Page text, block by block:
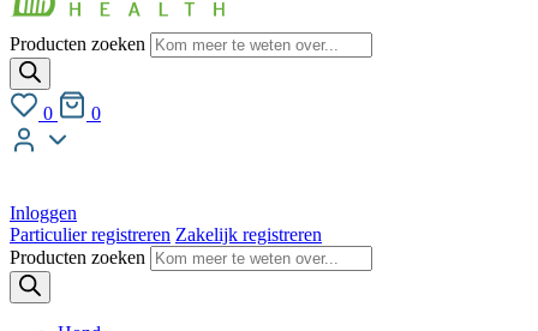
Producten zoeken
0 0
Inloggen
Particulier registreren Zakelijk registreren
Producten zoeken